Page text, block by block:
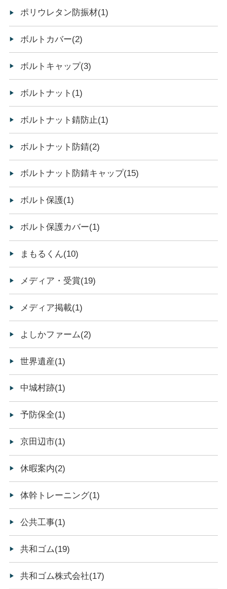
ポリウレタン防振材(1)
ボルトカバー(2)
ボルトキャップ(3)
ボルトナット(1)
ボルトナット錆防止(1)
ボルトナット防錆(2)
ボルトナット防錆キャップ(15)
ボルト保護(1)
ボルト保護カバー(1)
まもるくん(10)
メディア・受賞(19)
メディア掲載(1)
よしかファーム(2)
世界遺産(1)
中城村跡(1)
予防保全(1)
京田辺市(1)
休暇案内(2)
体幹トレーニング(1)
公共工事(1)
共和ゴム(19)
共和ゴム株式会社(17)